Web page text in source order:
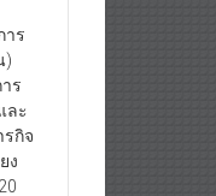
ร
)
ร
ละ
กิจ
ง